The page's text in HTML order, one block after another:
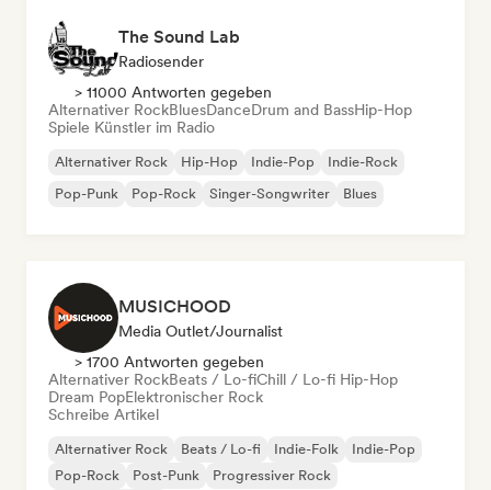
The Sound Lab
Radiosender
> 11000 Antworten gegeben
Alternativer RockBluesDanceDrum and BassHip-Hop
Spiele Künstler im Radio
Alternativer Rock Hip-Hop Indie-Pop
Indie-Rock
Pop-Punk
Pop-Rock Singer-Songwriter Blues
MUSICHOOD
Media Outlet/Journalist
> 1700 Antworten gegeben
Alternativer RockBeats / Lo-fiChill / Lo-fi Hip-Hop
Dream PopElektronischer Rock
Schreibe Artikel
Alternativer Rock Beats / Lo-fi Indie-Folk
Indie-Pop
Pop-Rock
Post-Punk
Progressiver Rock